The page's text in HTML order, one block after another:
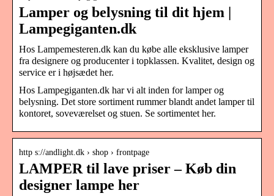
Lamper og belysning til dit hjem |
Lampegiganten.dk
Hos Lampemesteren.dk kan du købe alle eksklusive lamper
fra designere og producenter i topklassen. Kvalitet, design og
service er i højsædet her.
Hos Lampegiganten.dk har vi alt inden for lamper og
belysning. Det store sortiment rummer blandt andet lamper til
kontoret, soveværelset og stuen. Se sortimentet her.
http s://andlight.dk › shop › frontpage
LAMPER til lave priser – Køb din
designer lampe her